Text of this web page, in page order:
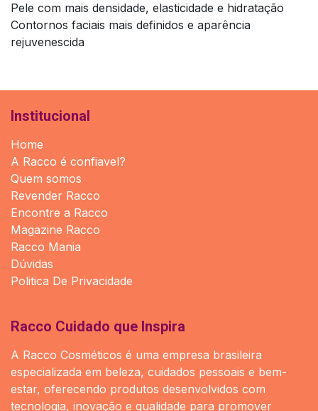
Pele com mais densidade, elasticidade e hidratação
Contornos faciais mais definidos e aparência
rejuvenescida
Institucional
Home
A Racco é confiavel?
Quem somos
Revender Racco
Encontre a Racco
Magazine Racco
Racco Mania
Dúvidas
Politica De Privacidade
Racco Cuidado que Inspira
A Racco Cosméticos é uma empresa brasileira
especializada em beleza, cuidados pessoais e bem-
estar, oferecendo produtos desenvolvidos com
tecnologia, inovação e qualidade para promover